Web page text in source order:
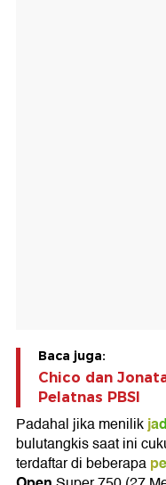
Baca juga:
Chico dan
Pelatnas PBSI
Padahal jika menilik
bulutangkis saat ini
terdaftar di beberapa